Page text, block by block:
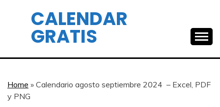
CALENDAR
GRATIS
Home » Calendario agosto septiembre 2024 – Excel, PDF
y PNG